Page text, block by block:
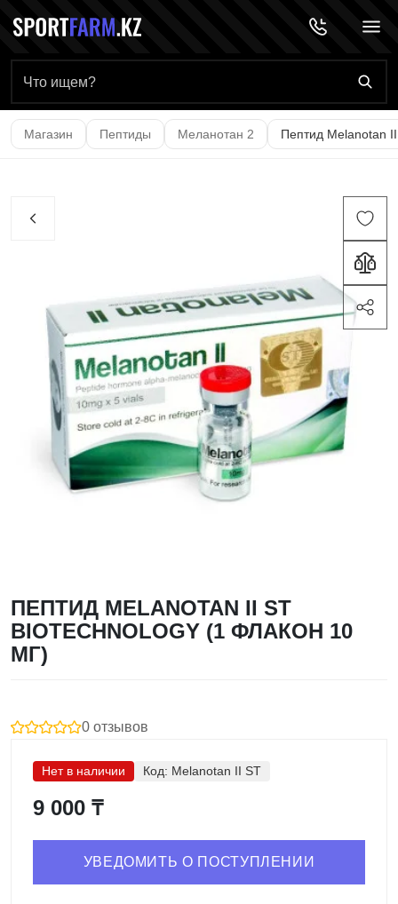
Главная страница
Магазин Пептиды Меланотан 2 Пептид Melanotan
ПЕПТИД MELANOTAN II ST
BIOTECHNOLOGY (1 ФЛАКОН 10
МГ)
0 отзывов
Нет в наличии Код: Melanotan II ST
9 000 ₸
УВЕДОМИТЬ О ПОСТУПЛЕНИИ